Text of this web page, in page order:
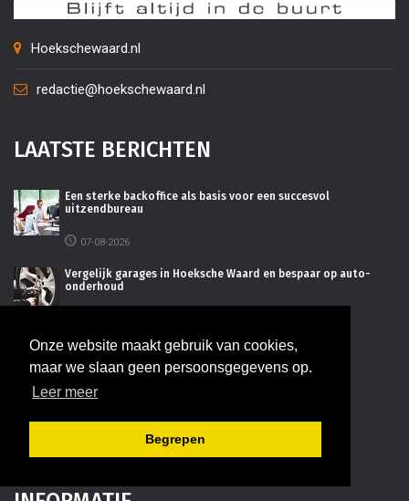
Onze website maakt gebruik van cookies,
maar we slaan geen persoonsgegevens op.
Leer meer
Begrepen
Hoekschewaard.nl
redactie@hoekschewaard.nl
LAATSTE BERICHTEN
Een sterke backoffice als basis voor een succesvol
uitzendbureau
07-08-2026
Vergelijk garages in Hoeksche Waard en bespaar op auto-
onderhoud
Efficiënt projectmanagement voor regionale groei